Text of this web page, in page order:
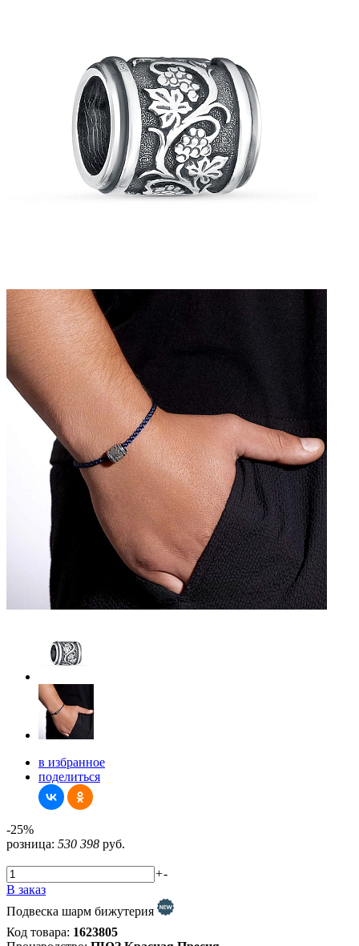
в избранное
поделиться
-25%
розница: 530 398 руб.
+-
В заказ
Подвеска шарм бижутерия
Код товара: 1623805